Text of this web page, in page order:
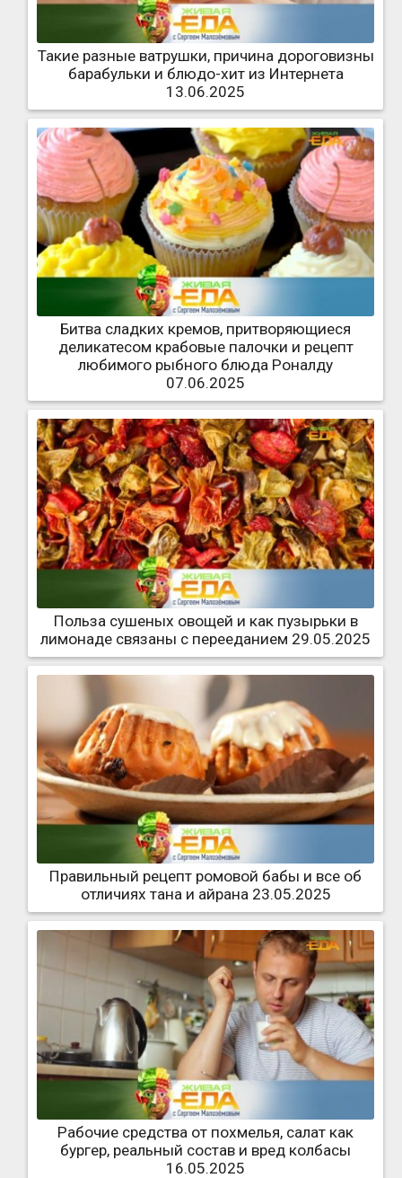
Такие разные ватрушки, причина дороговизны
барабульки и блюдо-хит из Интернета
13.06.2025
Битва сладких кремов, притворяющиеся
деликатесом крабовые палочки и рецепт
любимого рыбного блюда Роналду
07.06.2025
Польза сушеных овощей и как пузырьки в
лимонаде связаны с перееданием 29.05.2025
Правильный рецепт ромовой бабы и все об
отличиях тана и айрана 23.05.2025
Рабочие средства от похмелья, салат как
бургер, реальный состав и вред колбасы
16.05.2025